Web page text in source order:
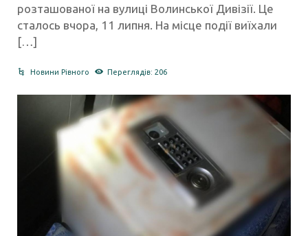
розташованої на вулиці Волинської Дивізії. Це
сталось вчора, 11 липня. На місце події виїхали
[…]
Новини Рівного Переглядів: 206